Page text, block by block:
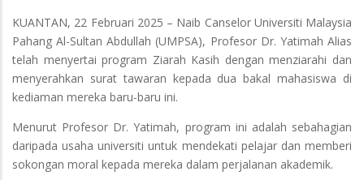
KUANTAN, 22 Februari 2025 – Naib Canselor Universiti Malaysia
Pahang Al-Sultan Abdullah (UMPSA), Profesor Dr. Yatimah Alias
telah menyertai program Ziarah Kasih dengan menziarahi dan
menyerahkan surat tawaran kepada dua bakal mahasiswa di
kediaman mereka baru-baru ini.
Menurut Profesor Dr. Yatimah, program ini adalah sebahagian
daripada usaha universiti untuk mendekati pelajar dan memberi
sokongan moral kepada mereka dalam perjalanan akademik.